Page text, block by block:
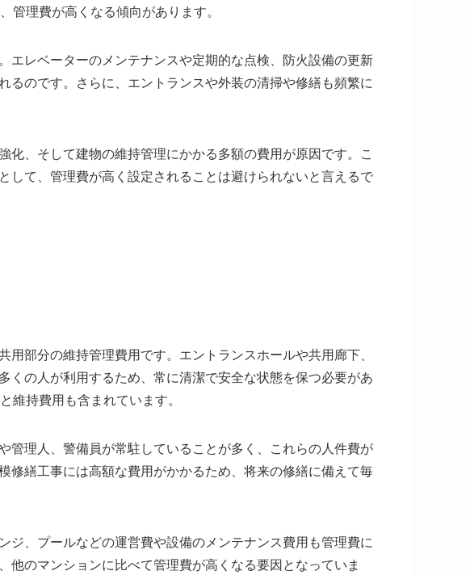
理費が高くなる傾向があります。
エレベーターのメンテナンスや定期的な点検、防火設備の更新
のです。さらに、エントランスや外装の清掃や修繕も頻繁に
、そして建物の維持管理にかかる多額の費用が原因です。こ
て、管理費が高く設定されることは避けられないと言えるで
部分の維持管理費用です。エントランスホールや共用廊下、
の人が利用するため、常に清潔で安全な状態を保つ必要があ
持費用も含まれています。
理人、警備員が常駐していることが多く、これらの人件費が
繕工事には高額な費用がかかるため、将来の修繕に備えて毎
、プールなどの運営費や設備のメンテナンス費用も管理費に
のマンションに比べて管理費が高くなる要因となっていま